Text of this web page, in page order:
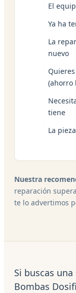
El
Ya ha
La
nuevo
(ahorro
tiene
La
Nuestra
reparación
te lo advertimos
Si buscas
Bombas